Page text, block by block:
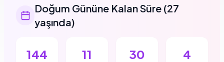
Doğum Gününe Kalan Süre (27
yaşında)
144 11 30 3